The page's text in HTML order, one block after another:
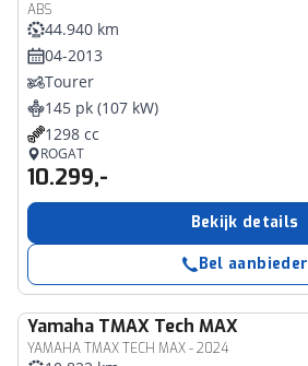
ABS
44.940 km
04-2013
Tourer
145 pk (107 kW)
1298 cc
ROGAT
10.299,-
Bekijk details
Bel aanbieder
Yamaha TMAX Tech MAX
YAMAHA TMAX TECH MAX - 2024